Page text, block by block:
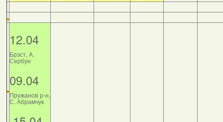
12.04
Брэст, А.
Сербун
09.04
Пружанскі р-н,
С. Абрамчук